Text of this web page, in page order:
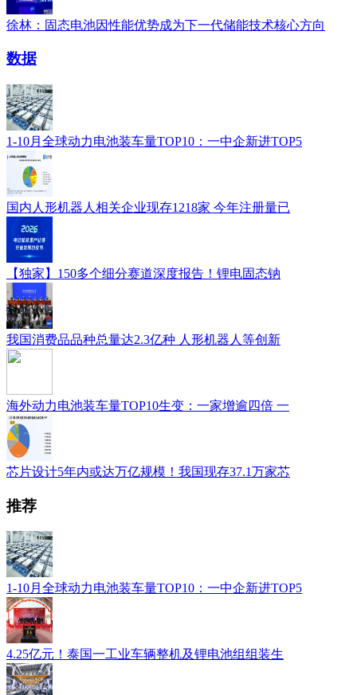
徐林：固态电池因性能优势成为下一代储能技术核心方向
数据
1-10月全球动力电池装车量TOP10：一中企新进TOP5
国内人形机器人相关企业现存1218家 今年注册量已
【独家】150多个细分赛道深度报告！锂电固态钠
我国消费品品种总量达2.3亿种 人形机器人等创新
海外动力电池装车量TOP10生变：一家增逾四倍 一
芯片设计5年内或达万亿规模！我国现存37.1万家芯
推荐
1-10月全球动力电池装车量TOP10：一中企新进TOP5
4.25亿元！泰国一工业车辆整机及锂电池组组装生